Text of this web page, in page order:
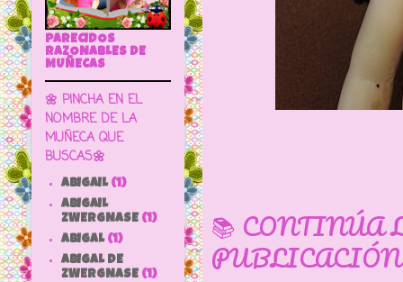
📚 CONTINÚA
PARECIDOS
RAZONABLES DE
MUÑECAS
🌼 PINCHA EN EL
NOMBRE DE LA
MUÑECA QUE
BUSCAS🌼
ABIGAIL (1)
ABIGAIL
ZWERGNASE (1)
ABIGAL (1)
ABIGAL DE
ZWERGNASE (1)